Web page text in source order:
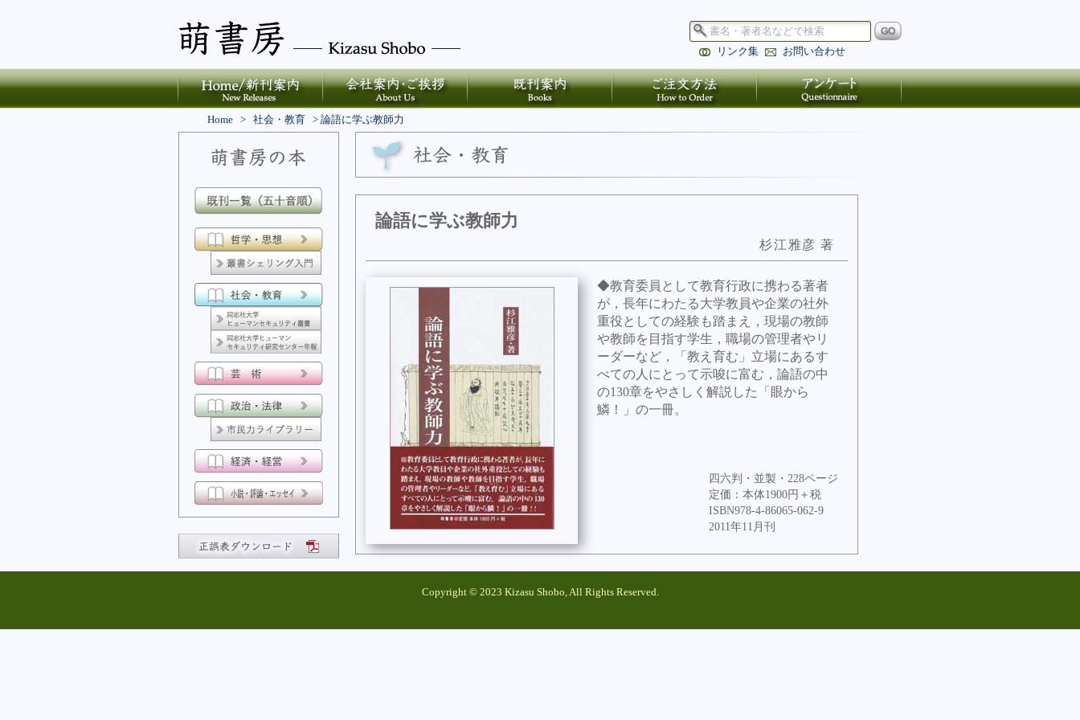
リンク集 お問い合わせ
Home > 社会・教育 > 論語に学ぶ教師力
論語に学ぶ教師力
杉江雅彦 著
◆教育委員として教育行政に携わる著者
が，長年にわたる大学教員や企業の社外
重役としての経験も踏まえ，現場の教師
や教師を目指す学生，職場の管理者やリ
ーダーなど，「教え育む」立場にあるす
べての人にとって示唆に富む，論語の中
の130章をやさしく解説した「眼から
鱗！」の一冊。
四六判・並製・228ページ
定価：本体1900円＋税
ISBN978-4-86065-062-9
2011年11月刊
Copyright © 2023 Kizasu Shobo, All Rights Reserved.